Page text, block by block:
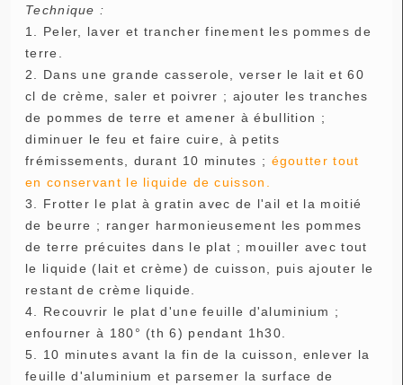
Technique :
1. Peler, laver et trancher finement les pommes de
terre.
2. Dans une grande casserole, verser le lait et 60
cl de crème, saler et poivrer ; ajouter les tranches
de pommes de terre et amener à ébullition ;
diminuer le feu et faire cuire, à petits
frémissements, durant 10 minutes ; égoutter tout
en conservant le liquide de cuisson.
3. Frotter le plat à gratin avec de l'ail et la moitié
de beurre ; ranger harmonieusement les pommes
de terre précuites dans le plat ; mouiller avec tout
le liquide (lait et crème) de cuisson, puis ajouter le
restant de crème liquide.
4. Recouvrir le plat d'une feuille d'aluminium ;
enfourner à 180° (th 6) pendant 1h30.
5. 10 minutes avant la fin de la cuisson, enlever la
feuille d'aluminium et parsemer la surface de